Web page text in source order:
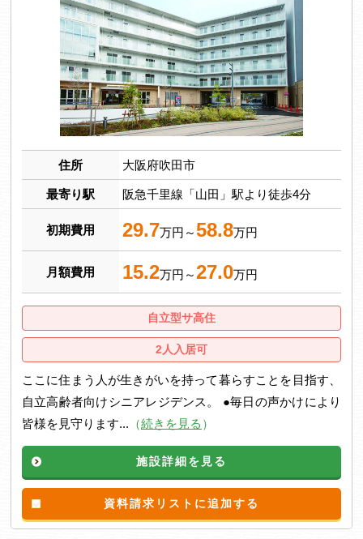
住所 大阪府吹田市
最寄り駅 阪急千里線「山田」駅より徒歩4分
初期費用 29.7万円～58.8万円
月額費用 15.2万円～27.0万円
自立型サ高住
2人入居可
ここに住まう人が生きがいを持って暮らすことを目指す、
自立高齢者向けシニアレジデンス。 ●毎日の声かけにより
皆様を見守ります... （続きを見る ）
施設詳細を見る
資料請求リストに追加する